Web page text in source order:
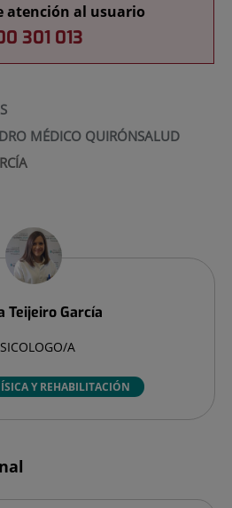
atención al usuario
301 013
MÉDICO QUIRÓNSALUD
Teijeiro García
A
Y REHABILITACIÓN